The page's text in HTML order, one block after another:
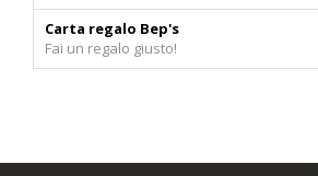
Carta regalo Bep's
Fai un regalo giusto!